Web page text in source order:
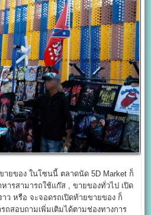
ยของ ในโซนนี้ ตลาดนัด 5D Market ก็
ารสามารถใช้แก๊ส , ขายของทั่วไป เปิด
ว หรือ จะจอดรถเปิดท้ายขายของ ก็
ถสอบถามเพิ่มเติมได้ตามช่องทางการ